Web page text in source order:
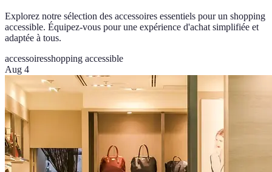
Explorez notre sélection des accessoires essentiels pour un shopping
accessible. Équipez-vous pour une expérience d'achat simplifiée et
adaptée à tous.
accessoiresshopping accessible
Aug 4